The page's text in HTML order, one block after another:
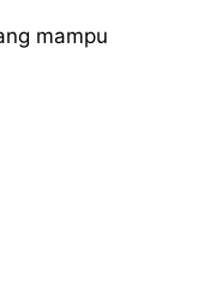
mampu